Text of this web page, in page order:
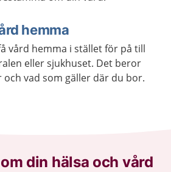
hemma
vård hemma i stället för på till
eller sjukhuset. Det beror
och vad som gäller där du bor.
din hälsa och vård